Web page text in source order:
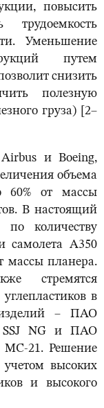
повысить
трудоемкость
Уменьшение
путем
снизить
полезную
груза) [2–
и Boeing,
объема
60% от массы
В настоящий
количеству
самолета А350
массы планера.
стремятся
в
изделий – ПАО
SSJ NG и ПАО
МС-21. Решение
высоких
и высокого